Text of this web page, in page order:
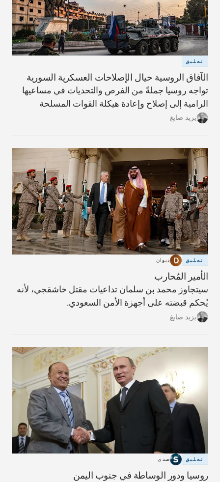
تعليق
الآفاق الروسية حيال الإصلاحات العسكرية السورية
تواجه روسيا جملةً من الفرص والتحديات في مساعيها
الرامية إلى إصلاح وإعادة هيكلة القوات المسلحة
السورية، وهو الأمر الذي تعتبره أساسياً من أجل إنهاء
وتخفّف من الدور الروسي القتالي.
يزيد صايغ
تعليق ديوان
الأمير المُحارب
سيتجاوز محمد بن سلمان تداعيات مقتل خاشقجي، لأنه
يُحكم قبضته على أجهزة الأمن السعودي.
يزيد صايغ
تعليق صدى
روسيا ودور الوساطة في جنوب اليمن